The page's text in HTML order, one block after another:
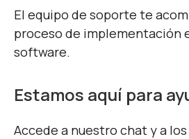
El equipo de soporte te
proceso de implementación
software.
Estamos aquí para
Accede a nuestro chat y a